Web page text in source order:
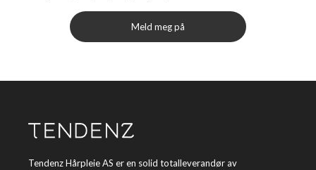
Meld meg på
Tendenz Hårpleie AS er en solid totalleverandør av